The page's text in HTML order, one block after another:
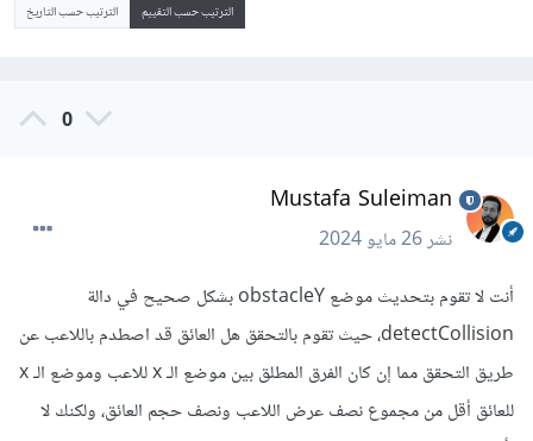
الترتيب حسب التقييم الترتيب حسب التاريخ
0
Mustafa Suleiman
نشر26 مايو 2024
أنت لا تقوم بتحديث موضع obstacleY بشكل صحيح في دالة
detectCollision، حيث تقوم بالتحقق هل العائق قد اصطدم باللاعب عن
طريق التحقق مما إن كان الفرق المطلق بين موضع الـ x للاعب وموضع الـ x
للعائق أقل من مجموع نصف عرض اللاعب ونصف حجم العائق، ولكنك لا